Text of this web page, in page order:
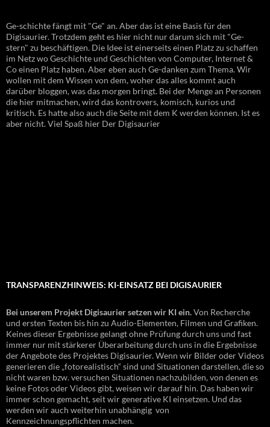
Ge-schichte fängt mit "Ge" an. Aber das ist eine Basis für den
Digisaurier. Trotzdem geht es hier nicht nur darum sich mit "Ge-
stern" zu beschäftigen. Die Idee ist einerseits einen Platz zu schaffen
im Netz wo Geschichte und Geschichten von Computer, Internet &
Co einen Platz haben. Aber eben auch Ge-danken zum Thema. Wir
wollen mit dem Wissen von dem, woher das alles kommt auch
darüber bloggen, was das morgen bringt. Bei der Menge an Personen
die hier mitmachen, wird das kontrovers, komisch, kurios und
kritisch. Es hatte also auch die Seite mit dem K werden können. Ist es
aber nicht. Viel Spaß hier Der Digisaurier
TRANSPARENZHINWEIS: KI-EINSATZ BEI DIGISAURIER
Bei unserem Projekt Digisaurier setzen wir KI ein.Von Recherche
und ersten Texten bis hin zu Audio-Elementen, Filmen und Grafiken.
Keines dieser Ergebnisse gelangt ohne Prüfung durch uns und fast
immer nur mit stärkerer Überarbeitung durch uns in die Ergebnisse
der Angebote des Projektes Digisaurier. Wenn wir Bilder oder Videos
generieren die „fotorealistisch“ sind und Situationen darstellen, die so
nicht waren bzw. versuchen Situationen nachzubilden, von denen es
keine Fotos oder Videos gibt, weisen wir darauf hin. Das haben wir
immer schon gemacht, seit wir generative KI einsetzen. Und das
werden wir auch weiterhin unabhängig von
Kennzeichnungspflichten machen.